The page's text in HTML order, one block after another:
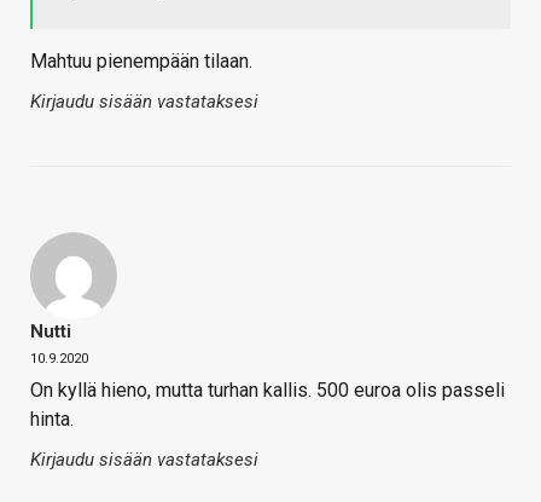
Mahtuu pienempään tilaan.
Kirjaudu sisään vastataksesi
Nutti
10.9.2020
On kyllä hieno, mutta turhan kallis. 500 euroa olis passeli
hinta.
Kirjaudu sisään vastataksesi